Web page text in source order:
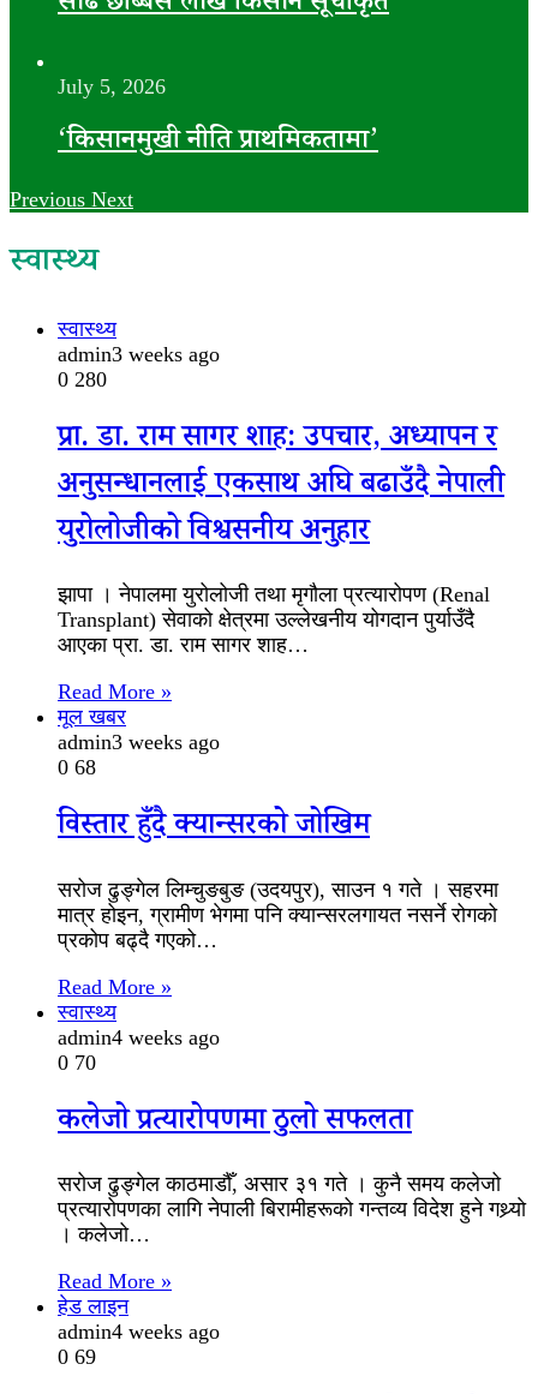
July 5, 2026
‘किसानमुखी नीति प्राथमिकतामा’
Previous Next
स्वास्थ्य
स्वास्थ्य
admin3 weeks ago
0 280
प्रा. डा. राम सागर शाह: उपचार, अध्यापन र
अनुसन्धानलाई एकसाथ अघि बढाउँदै नेपाली
युरोलोजीको विश्वसनीय अनुहार
झापा । नेपालमा युरोलोजी तथा मृगौला प्रत्यारोपण (Renal
Transplant) सेवाको क्षेत्रमा उल्लेखनीय योगदान पुर्याउँदै
आएका प्रा. डा. राम सागर शाह…
Read More »
मूल खबर
admin3 weeks ago
0 68
विस्तार हुँदै क्यान्सरको जोखिम
सरोज ढुङ्गेल लिम्चुङबुङ (उदयपुर), साउन १ गते । सहरमा
मात्र होइन, ग्रामीण भेगमा पनि क्यान्सरलगायत नसर्ने रोगको
प्रकोप बढ्दै गएको…
Read More »
स्वास्थ्य
admin4 weeks ago
0 70
कलेजो प्रत्यारोपणमा ठुलो सफलता
सरोज ढुङ्गेल काठमाडौँ, असार ३१ गते । कुनै समय कलेजो
प्रत्यारोपणका लागि नेपाली बिरामीहरूको गन्तव्य विदेश हुने गथ्र्याे
। कलेजो…
Read More »
हेड लाइन
admin4 weeks ago
0 69